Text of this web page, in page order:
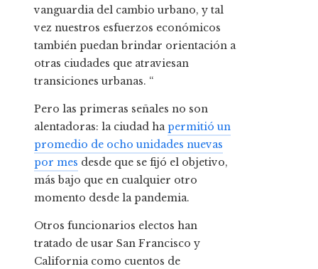
vanguardia del cambio urbano, y tal
vez nuestros esfuerzos económicos
también puedan brindar orientación a
otras ciudades que atraviesan
transiciones urbanas. “
Pero las primeras señales no son
alentadoras: la ciudad hapermitió un
promedio de ocho unidades nuevas
por mes desde que se fijó el objetivo,
más bajo que en cualquier otro
momento desde la pandemia.
Otros funcionarios electos han
tratado de usar San Francisco y
California como cuentos de